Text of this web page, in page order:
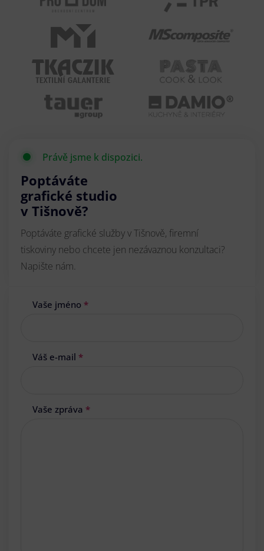
Právě jsme k dispozici.
Poptáváte
grafické studio
v Tišnově?
Poptáváte grafické služby v Tišnově, firemní
tiskoviny nebo chcete jen nezávaznou konzultaci?
Napište nám.
Vaše jméno *
Váš e-mail *
Vaše zpráva *